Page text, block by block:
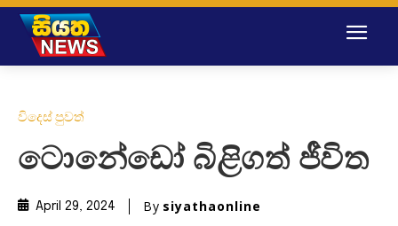
විදෙස් පුවත්
ටොනේඩෝ බිළිගත් ජීවිත
April 29, 2024 By siyathaonline